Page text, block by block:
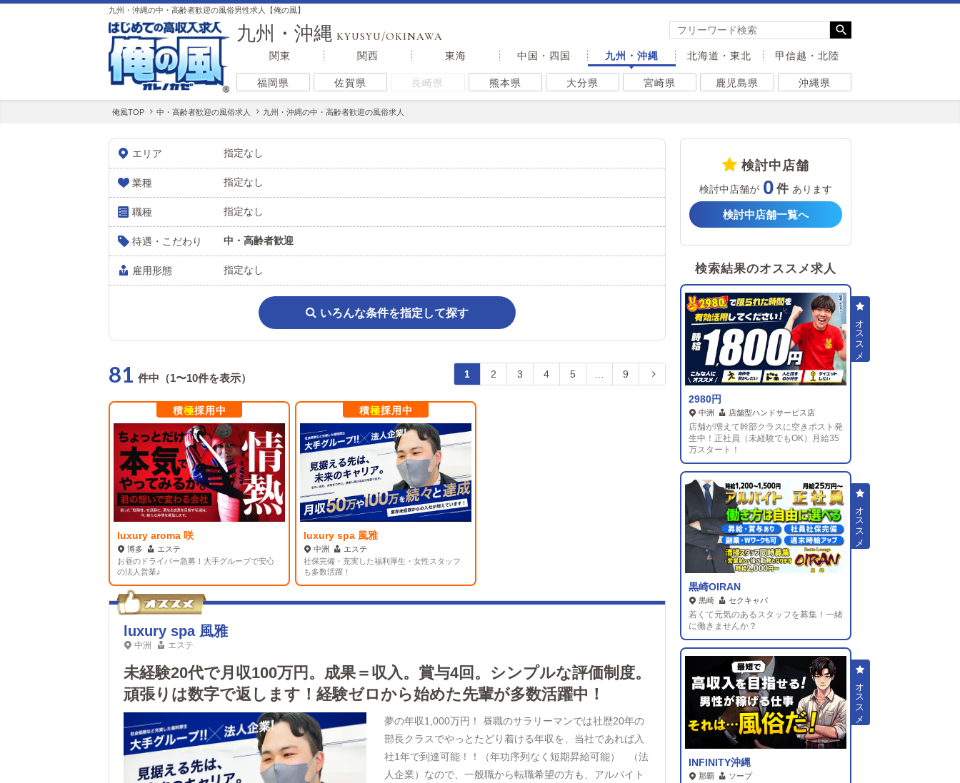
九州・沖縄の中・高齢者歓迎の風俗男性求人【俺の風】
九州・沖縄 KYUSYU/OKINAWA
関東 関西 東海 中国・四国 九州・沖縄 北海道・東北 甲信越・北陸
福岡県 佐賀県 長崎県 熊本県 大分県 宮崎県 鹿児島県 沖縄県
俺風TOP 中・高齢者歓迎の風俗求人 九州・沖縄の中・高齢者歓迎の風俗求人
エリア 指定なし
業種 指定なし
職種 指定なし
待遇・こだわり 中・高齢者歓迎
雇用形態 指定なし
いろんな条件を指定して探す
81 件中（1〜10件を表示） 1 2 3 4 5 9
積極採用中
luxury aroma 咲
博多
エステ
お昼のドライバー急募！大手グループで安心
の法人営業♪
積極採用中
luxury spa 風雅
中洲
エステ
社保完備・充実した福利厚生・女性スタッフ
も多数活躍！
luxury spa 風雅
中洲 エステ
未経験20代で月収100万円。成果＝収入。賞与4回。シンプルな評価制度。
頑張りは数字で返します！経験ゼロから始めた先輩が多数活躍中！
夢の年収1,000万円！ 昼職のサラリーマンでは社歴20年の
部長クラスでやっとたどり着ける年収を、当社であれば入
社1年で到達可能！！（年功序列なく短期昇給可能） （法
人企業）なので、一般職から転職希望の方も、アルバイト
検討中店舗
検討中店舗が 0 あります
検討中店舗一覧へ
検索結果のオススメ求人
2980円
中洲 店舗型ハンドサービス店
店舗が増えて幹部クラスに空きポスト発
生中！正社員（未経験でもOK）月給35
万スタート！
黒崎OIRAN
黒崎 セクキャバ
若くて元気のあるスタッフを募集！一緒
に働きませんか？
INFINITY沖縄
那覇 ソープ